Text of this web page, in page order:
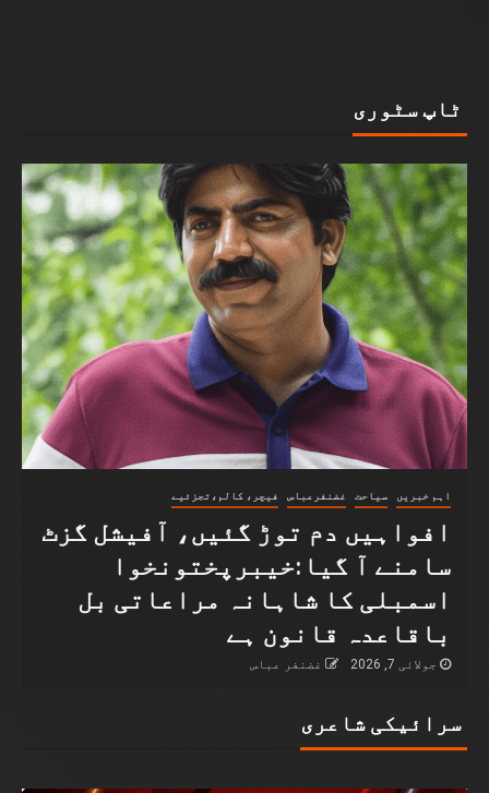
ٹاپ سٹوری
اہم خبریں سیاحت غضنفرعباس فیچر، کالم،تجزئیے
افواہیں دم توڑ گئیں، آفیشل گزٹ
سامنے آ گیا:خیبرپختونخوا
اسمبلی کا شاہانہ مراعاتی بل
باقاعدہ قانون ہے
جولائی 7, 2026 غضنفر عباس
سرائیکی شاعری